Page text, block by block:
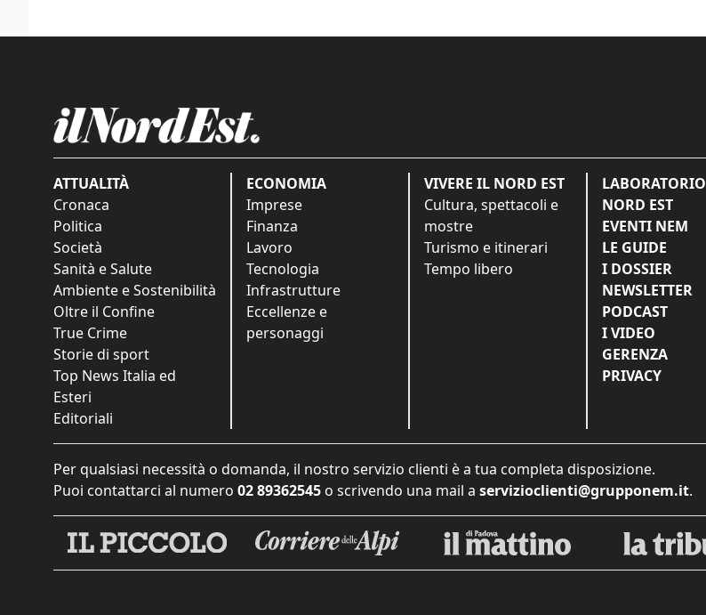
ATTUALITÀ
Cronaca
Politica
Società
Sanità e Salute
Ambiente e Sostenibilità
Oltre il Confine
True Crime
Storie di sport
Top News Italia ed
Esteri
Editoriali
ECONOMIA
Imprese
Finanza
Lavoro
Tecnologia
Infrastrutture
Eccellenze e
personaggi
VIVERE IL NORD EST
Cultura, spettacoli e
mostre
Turismo e itinerari
Tempo libero
LABORATORIO
NORD EST
EVENTI NEM
LE GUIDE
I DOSSIER
NEWSLETTER
PODCAST
I VIDEO
GERENZA
PRIVACY
Per qualsiasi necessità o domanda, il nostro servizio clienti è a tua completa disposizione.
Puoi contattarci al numero 02 89362545 o scrivendo una mail a servizioclienti@grupponem.it.